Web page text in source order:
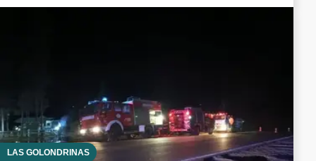
LAS GOLONDRINAS